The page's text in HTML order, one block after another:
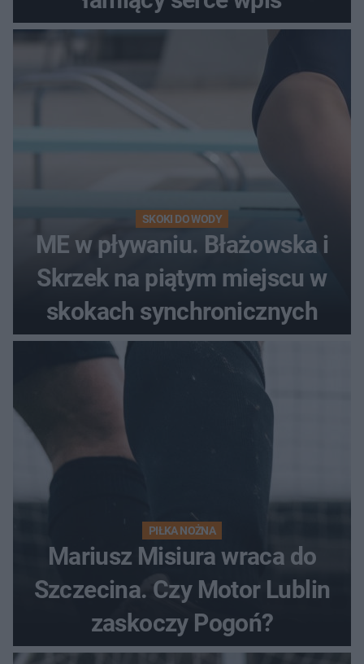
SKOKI DO WODY
ME w pływaniu. Błażowska i
Skrzek na piątym miejscu w
skokach synchronicznych
PIŁKA NOŻNA
Mariusz Misiura wraca do
Szczecina. Czy Motor Lublin
zaskoczy Pogoń?